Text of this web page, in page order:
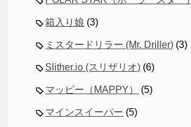
箱入り娘 (3)
ミスタードリラー (Mr. Driller) (3)
Slither.io (スリザリオ) (6)
マッピー（MAPPY） (5)
マインスイーパー (5)